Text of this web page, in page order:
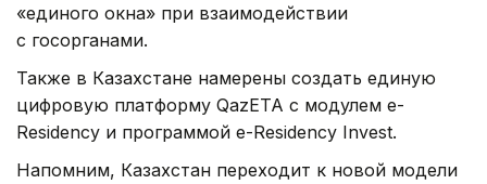
«единого окна» при взаимодействии
с госорганами.
Также в Казахстане намерены создать единую
цифровую платформу QazETA с модулем e-
Residency и программой e-Residency Invest.
Напомним, Казахстан переходит к новой модели